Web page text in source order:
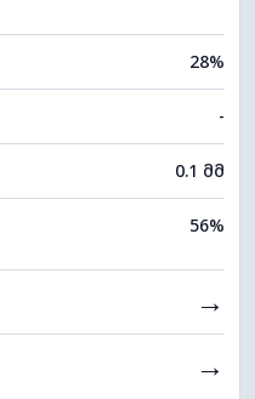
28%
-
0.1 მმ
56%
→
→